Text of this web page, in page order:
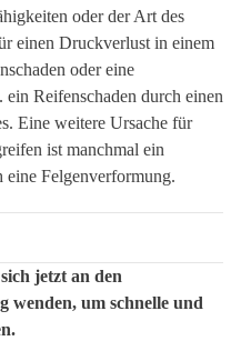
oder der Art des
einen Druckverlust in einem
oder eine
Reifenschaden durch einen
Eine weitere Ursache für
ist manchmal ein
Felgenverformung.
jetzt an den
wenden, um schnelle und